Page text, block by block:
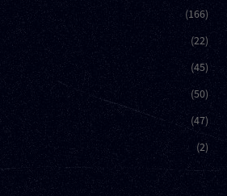
(166)
(22)
(45)
(50)
(47)
(2)